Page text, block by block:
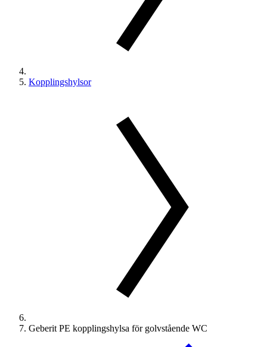
Kopplingshylsor
Geberit PE kopplingshylsa för golvstående WC